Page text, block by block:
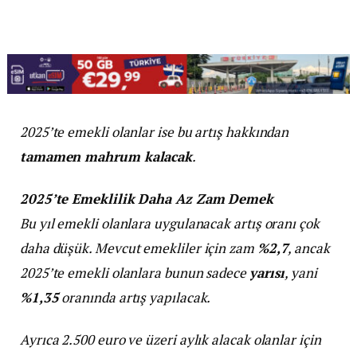
2025’te emekli olanlar ise bu artış hakkından
tamamen mahrum kalacak.
2025’te Emeklilik Daha Az Zam Demek
Bu yıl emekli olanlara uygulanacak artış oranı çok
daha düşük. Mevcut emekliler için zam %2,7, ancak
2025’te emekli olanlara bunun sadece yarısı, yani
%1,35oranında artış yapılacak.
Ayrıca 2.500 euro ve üzeri aylık alacak olanlar için